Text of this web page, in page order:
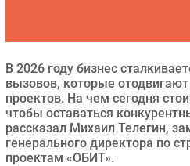
Web
Безопасность
Инновации
CIO/Управление ИТ
Гаджеты
В 2026 году бизнес
вызовов, которые
проектов. На чем сегодня
чтобы оставаться
рассказал Михаил Телегин,
генерального директора по
проектам «ОБИТ».